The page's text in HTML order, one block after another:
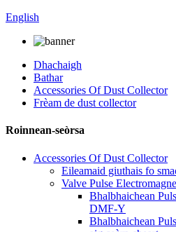
English
Dhachaigh
Bathar
Accessories Of Dust Collector
Frèam de dust collector
Roinnean-seòrsa
Accessories Of Dust Collector
Eileamaid giuthais fo
Valve Pulse
Bhalbhaichean
DMF-Y
Bhalbhaichean